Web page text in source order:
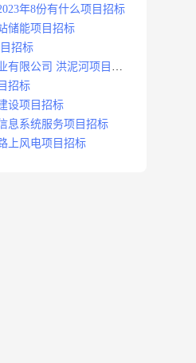
年8份有什么项目招标
储能项目招标
招标
有限公司 洪泥河项目招
招标
设项目招标
息系统服务项目招标
上风电项目招标